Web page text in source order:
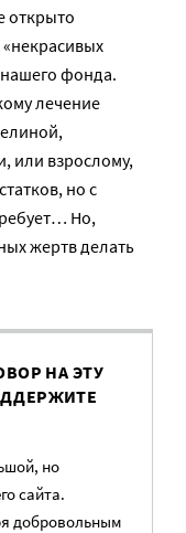
открыто
«некрасивых
фонда.
лечение
или взрослому,
но с
Но,
жертв делать
НА ЭТУ
но
сайта.
добровольным